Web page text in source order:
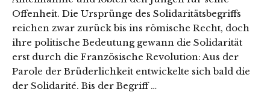
Offenheit. Die Ursprünge des Solidaritätsbegriffs
reichen zwar zurück bis ins römische Recht, doch
ihre politische Bedeutung gewann die Solidarität
erst durch die Französische Revolution: Aus der
Parole der Brüderlichkeit entwickelte sich bald die
der Solidarité. Bis der Begriff …